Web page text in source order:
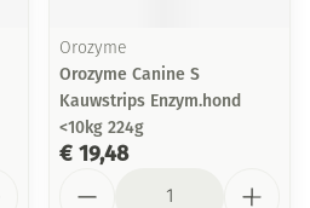
Orozyme
Orozyme Canine S
Kauwstrips Enzym.hond
<10kg 224g
€ 19,48